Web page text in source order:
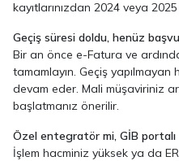
kayıtlarınızdan 2024 veya 2025
Geçiş süresi doldu, henüz
Bir an önce e-Fatura ve
tamamlayın. Geçiş
devam eder. Mali müşaviriniz
başlatmanız önerilir.
Özel entegratör mi, GİB portalı
İşlem hacminiz yüksek ya da